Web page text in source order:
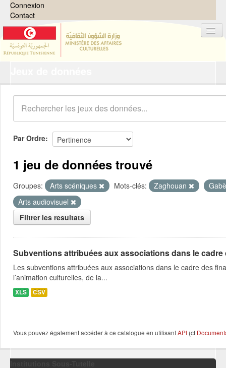
Connexion
Contact
Organisations
Groupes
Demandes 0
À propos
Par Ordre
1 jeu de données trouvé
Groupes: Arts scéniques Mots-clés: Zaghouan
Arts audiovisuel
Filtrer les resultats
Subventions attribuées aux associations dans le
Les subventions attribuées aux associations dans le cadre des
l’animation culturelles, de la...
XLS CSV
Vous pouvez également accéder à ce catalogue en utilisantAPI (cf